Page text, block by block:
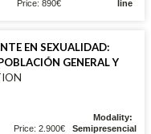
Price: 890€
line
EN SEXUALIDAD:
GENERAL Y
Price: 2.900€
Modality:
Semipresencial